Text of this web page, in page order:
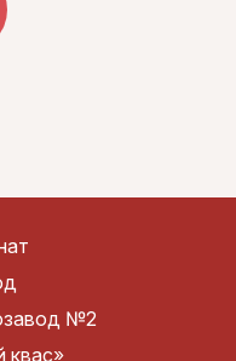
№2
квас»